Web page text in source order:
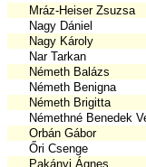
Mráz-Heiser Zsuzsa
Nagy Dániel
Nagy Károly
Nar Tarkan
Németh Balázs
Németh Benigna
Németh Brigitta
Némethné Benedek
Orbán Gábor
Őri Csenge
Pakányi Ágnes